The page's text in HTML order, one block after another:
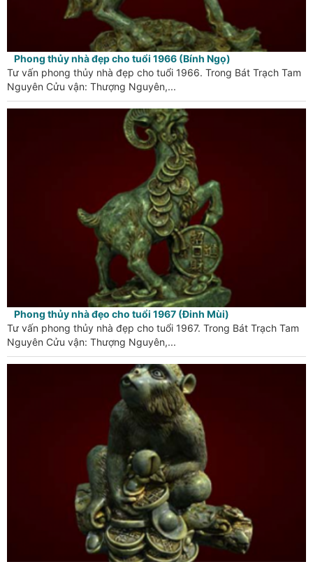
Phong thủy nhà đẹp cho tuổi 1966 (Bính Ngọ)
Tư vấn phong thủy nhà đẹp cho tuổi 1966. Trong Bát Trạch Tam
Nguyên Cửu vận: Thượng Nguyên,...
Phong thủy nhà đẹo cho tuổi 1967 (Đinh Mùi)
Tư vấn phong thủy nhà đẹp cho tuổi 1967. Trong Bát Trạch Tam
Nguyên Cửu vận: Thượng Nguyên,...